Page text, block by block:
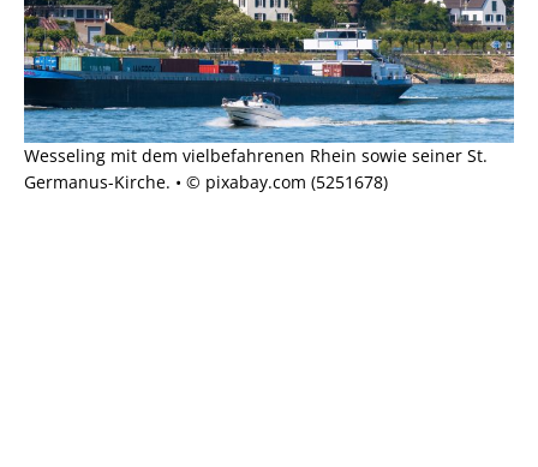
Wesseling mit dem vielbefahrenen Rhein sowie seiner St.
Germanus-Kirche. • © pixabay.com (5251678)